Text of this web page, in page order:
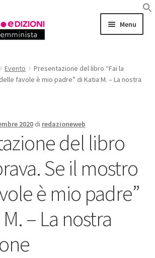
Menu
Evento
Presentazione del libro “Fai la
favole è mio padre” di Katia M. – La nostra
2020 di redazioneweb
del libro
Se il mostro
è mio padre”
– La nostra